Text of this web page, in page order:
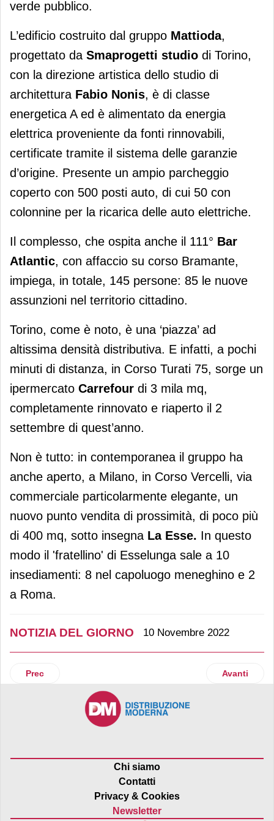
verde pubblico.
L’edificio costruito dal gruppo Mattioda,
progettato da Smaprogetti studio di Torino,
con la direzione artistica dello studio di
architettura Fabio Nonis, è di classe
energetica A ed è alimentato da energia
elettrica proveniente da fonti rinnovabili,
certificate tramite il sistema delle garanzie
d’origine. Presente un ampio parcheggio
coperto con 500 posti auto, di cui 50 con
colonnine per la ricarica delle auto elettriche.
Il complesso, che ospita anche il 111° Bar
Atlantic, con affaccio su corso Bramante,
impiega, in totale, 145 persone: 85 le nuove
assunzioni nel territorio cittadino.
Torino, come è noto, è una ‘piazza’ ad
altissima densità distributiva. E infatti, a pochi
minuti di distanza, in Corso Turati 75, sorge un
ipermercato Carrefour di 3 mila mq,
completamente rinnovato e riaperto il 2
settembre di quest’anno.
Non è tutto: in contemporanea il gruppo ha
anche aperto, a Milano, in Corso Vercelli, via
commerciale particolarmente elegante, un
nuovo punto vendita di prossimità, di poco più
di 400 mq, sotto insegna La Esse. In questo
modo il 'fratellino' di Esselunga sale a 10
insediamenti: 8 nel capoluogo meneghino e 2
a Roma.
NOTIZIA DEL GIORNO 10 Novembre 2022
Articolo precedente: Ferrarini: i creditori approvano la
Prec Articolo
Avanti
Chi siamo
Contatti
Privacy & Cookies
Newsletter